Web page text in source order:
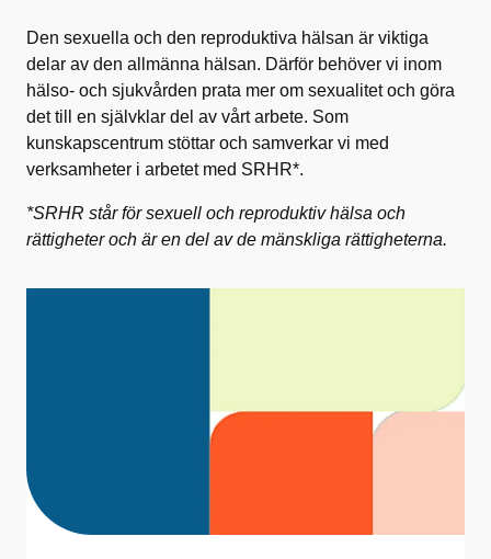
Den sexuella och den reproduktiva hälsan är viktiga
delar av den allmänna hälsan. Därför behöver vi inom
hälso- och sjukvården prata mer om sexualitet och göra
det till en självklar del av vårt arbete. Som
kunskapscentrum stöttar och samverkar vi med
verksamheter i arbetet med SRHR*.
*SRHR står för sexuell och reproduktiv hälsa och
rättigheter och är en del av de mänskliga rättigheterna.